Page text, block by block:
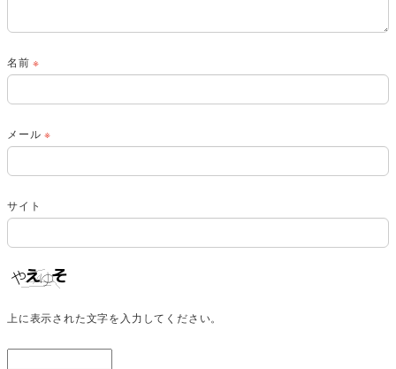
名前※
メール※
サイト
上に表示された文字を入力してください。